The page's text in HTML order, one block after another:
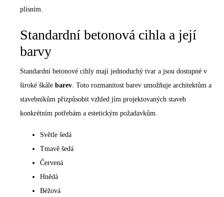
plísním.
Standardní betonová cihla a její
barvy
Standardní betonové cihly mají jednoduchý tvar a jsou dostupné v
široké škále barev. Toto rozmanitost barev umožňuje architektům a
stavebníkům přizpůsobit vzhled jím projektovaných staveb
konkrétním potřebám a estetickým požadavkům.
Světle šedá
Tmavě šedá
Červená
Hnědá
Béžová